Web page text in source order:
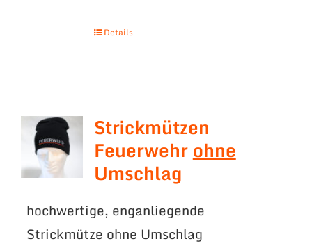
Details
Strickmützen
Feuerwehrohne
Umschlag
hochwertige, enganliegende
Strickmütze ohne Umschlag